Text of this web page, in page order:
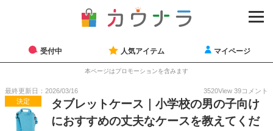
受付中 人気アイテム マイページ
本ページはプロモーションを含みます
最終更新日：2026/03/16 3520View 39コメント
決定
タブレットケース｜小学校の男の子向け
におすすめの丈夫なケースを教えてくだ